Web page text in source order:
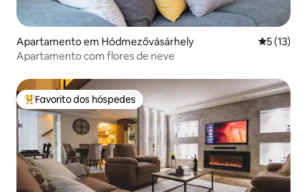
Apartamento em Hódmezővásárhely
5 (13)
Apartamento com flores de neve
Favoritos dos hóspedes mais apreciados
Favorito dos hóspedes